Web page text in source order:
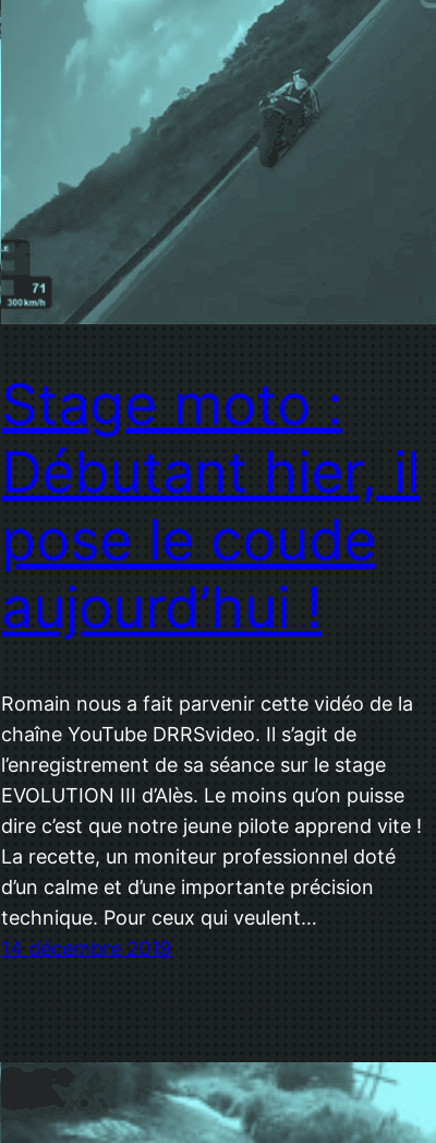
Stage moto :
Débutant hier, il
pose le coude
aujourd’hui !
Romain nous a fait parvenir cette vidéo de la
chaîne YouTube DRRSvideo. Il s’agit de
l’enregistrement de sa séance sur le stage
EVOLUTION III d’Alès. Le moins qu’on puisse
dire c’est que notre jeune pilote apprend vite !
La recette, un moniteur professionnel doté
d’un calme et d’une importante précision
technique. Pour ceux qui veulent…
14 décembre 2019